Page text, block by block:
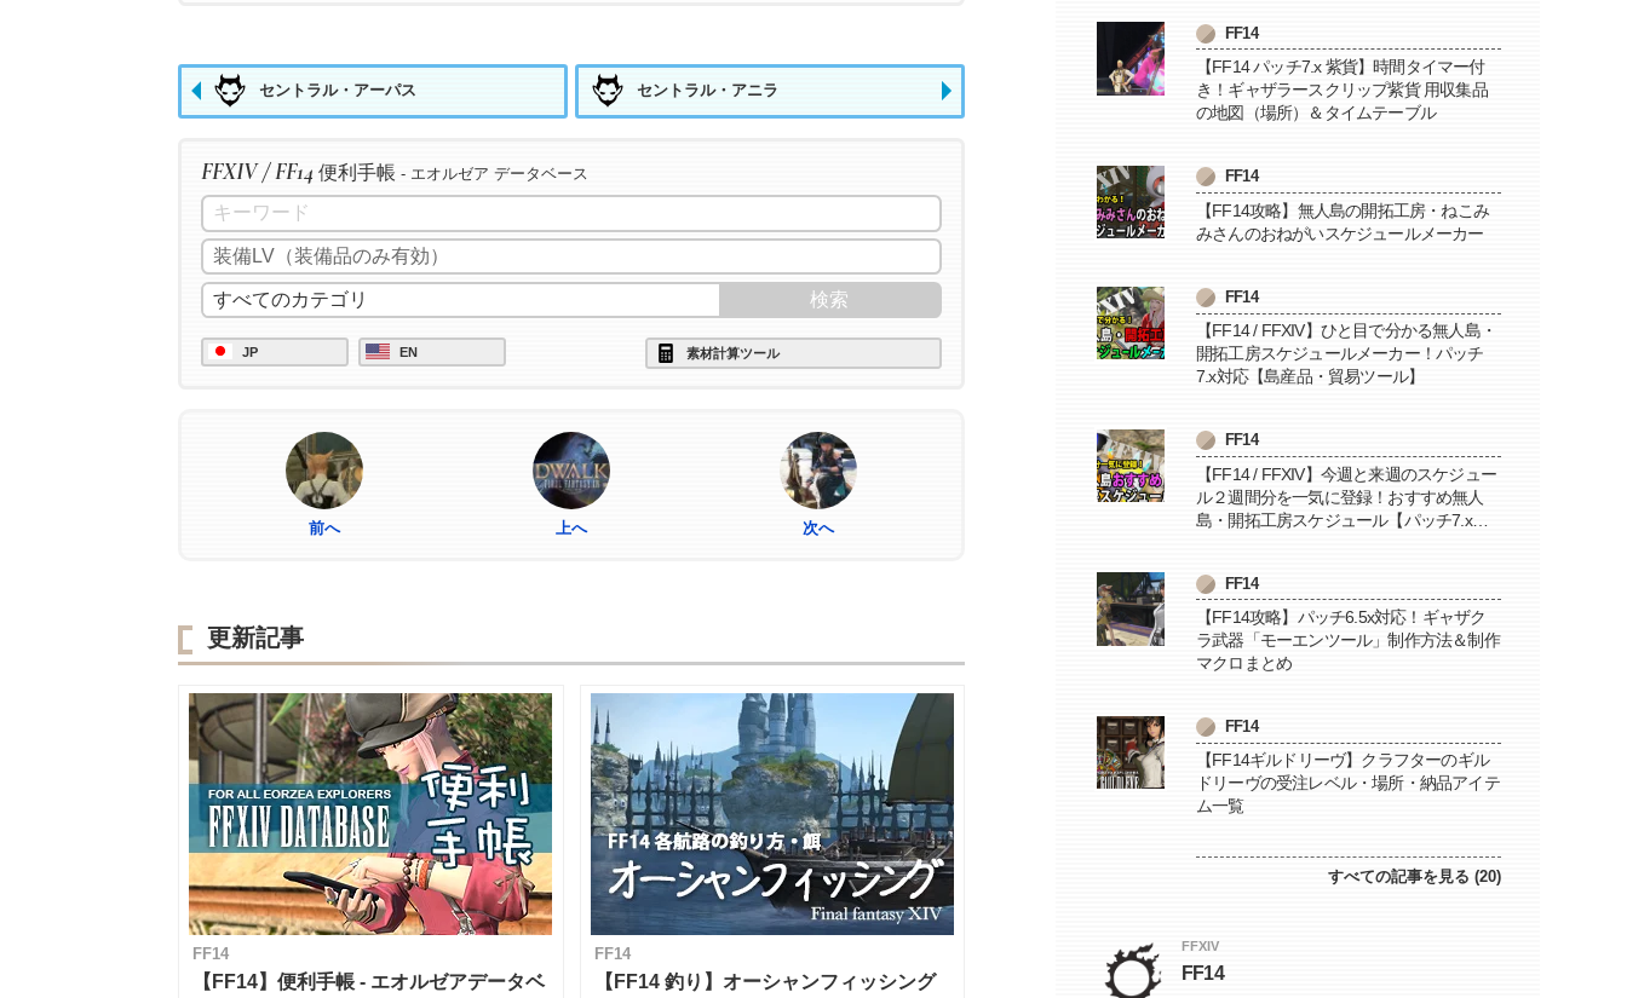
セントラル・アーパス セントラル・アニラ
FFXIV / FF14 便利手帳 - エオルゼア データベース
JP EN 素材計算ツール
前へ 上へ 次へ
更新記事
FF14
【FF14】便利手帳 - エオルゼアデータベ
FF14
【FF14 釣り】オーシャンフィッシング
FF14
【FF14 パッチ7.x 紫貨】時間タイマー付
き！ギャザラースクリップ紫貨 用収集品
の地図（場所）＆タイムテーブル
FF14
【FF14攻略】無人島の開拓工房・ねこみ
みさんのおねがいスケジュールメーカー
FF14
【FF14 / FFXIV】ひと目で分かる無人島・
開拓工房スケジュールメーカー！パッチ
7.x対応【島産品・貿易ツール】
FF14
【FF14 / FFXIV】今週と来週のスケジュー
ル２週間分を一気に登録！おすすめ無人
島・開拓工房スケジュール【パッチ7.x対
FF14
【FF14攻略】パッチ6.5x対応！ギャザク
ラ武器「モーエンツール」制作方法＆制作
マクロまとめ
FF14
【FF14ギルドリーヴ】クラフターのギル
ドリーヴの受注レベル・場所・納品アイテ
ム一覧
すべての記事を見る (20)
FFXIV
FF14